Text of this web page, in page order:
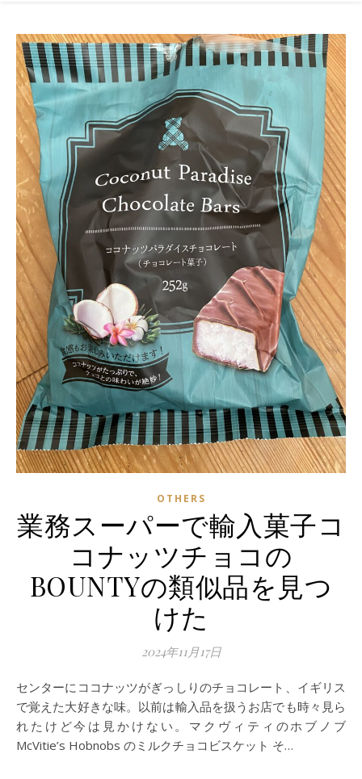
OTHERS
業務スーパーで輸入菓子コ
コナッツチョコの
BOUNTYの類似品を見つ
けた
2024年11月17日
センターにココナッツがぎっしりのチョコレート、イギリス
で覚えた大好きな味。以前は輸入品を扱うお店でも時々見ら
れたけど今は見かけない。マクヴィティのホブノブ
McVitie’s Hobnobs のミルクチョコビスケット そ…